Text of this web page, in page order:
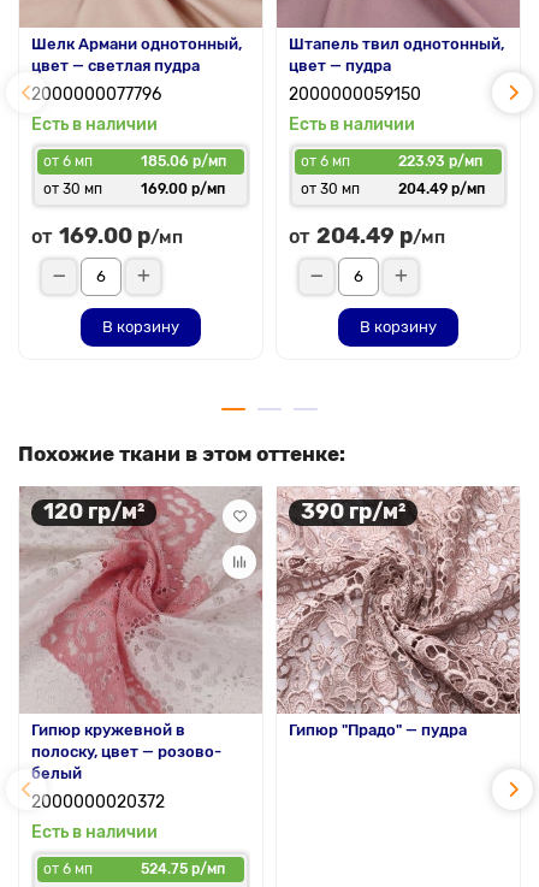
Шелк Армани однотонный,
цвет — светлая пудра
2000000077796
Есть в наличии
от 6 мп
185.06 р/мп
от 30 мп
169.00 р/мп
от 169.00 р/мп
В корзину
Штапель твил однотонный,
цвет — пудра
2000000059150
Есть в наличии
от 6 мп
223.93 р/мп
от 30 мп
204.49 р/мп
от 204.49 р/мп
В корзину
Похожие ткани в этом оттенке:
120 гр/м²
Гипюр кружевной в
полоску, цвет — розово-
белый
2000000020372
Есть в наличии
от 6 мп 524.75 р/мп
390 гр/м²
Гипюр "Прадо" — пудра